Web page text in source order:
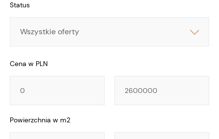
Status
Cena w PLN
Powierzchnia w m2